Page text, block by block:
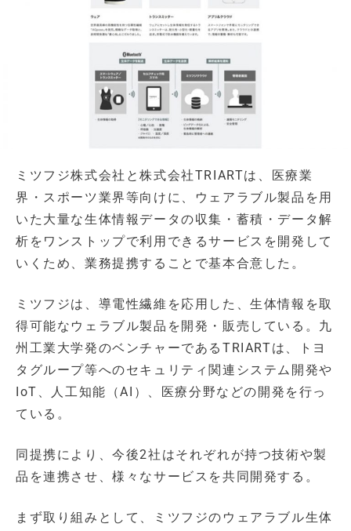
ミツフジ株式会社と株式会社TRIARTは、医療業
界・スポーツ業界等向けに、ウェアラブル製品を用
いた大量な生体情報データの収集・蓄積・データ解
析をワンストップで利用できるサービスを開発して
いくため、業務提携することで基本合意した。
ミツフジは、導電性繊維を応用した、生体情報を取
得可能なウェラブル製品を開発・販売している。九
州工業大学発のベンチャーであるTRIARTは、トヨ
タグループ等へのセキュリティ関連システム開発や
IoT、人工知能（AI）、医療分野などの開発を行っ
ている。
同提携により、今後2社はそれぞれが持つ技術や製
品を連携させ、様々なサービスを共同開発する。
まず取り組みとして、ミツフジのウェアラブル生体